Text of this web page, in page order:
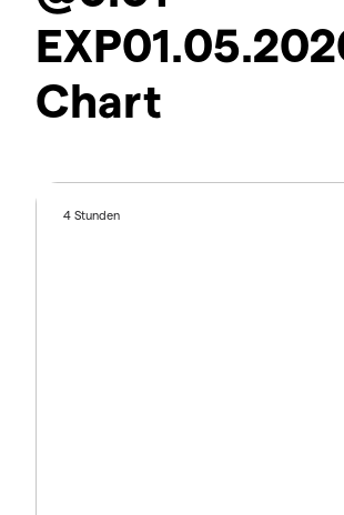
Chart
4 Stunden